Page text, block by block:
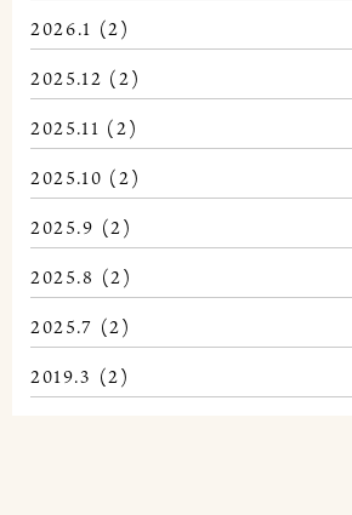
2026.1 (2)
2025.12 (2)
2025.11 (2)
2025.10 (2)
2025.9 (2)
2025.8 (2)
2025.7 (2)
2019.3 (2)